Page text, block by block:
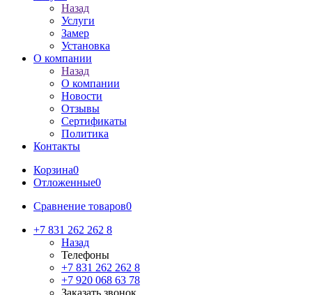
Назад
Услуги
Замер
Установка
О компании
Назад
О компании
Новости
Отзывы
Сертификаты
Политика
Контакты
Корзина0
Отложенные0
Сравнение товаров0
+7 831 262 262 8
Назад
Телефоны
+7 831 262 262 8
+7 920 068 63 78
Заказать звонок